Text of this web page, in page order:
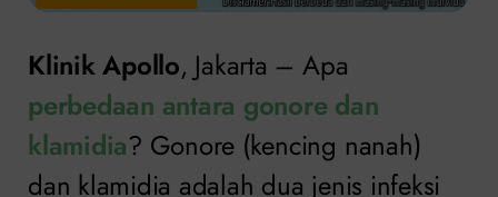
Klinik Apollo, Jakarta – Apa
perbedaan antara gonore dan
klamidia? Gonore (kencing nanah)
dan klamidia adalah dua jenis infeksi